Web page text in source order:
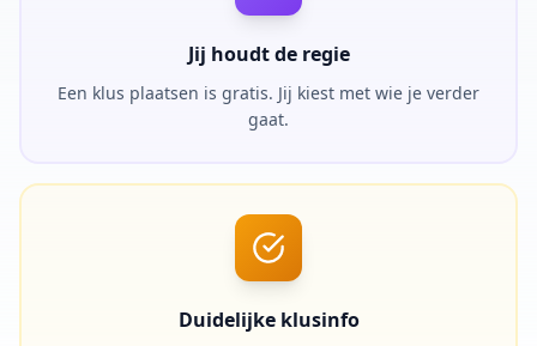
Jij houdt de regie
Een klus plaatsen is gratis. Jij kiest met wie je verder
gaat.
Duidelijke klusinfo